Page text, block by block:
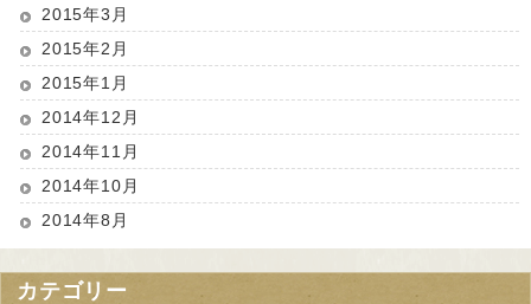
2015年3月
2015年2月
2015年1月
2014年12月
2014年11月
2014年10月
2014年8月
カテゴリー